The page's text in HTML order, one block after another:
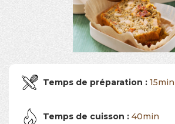
Temps de préparation : 15min
Temps de cuisson : 40min